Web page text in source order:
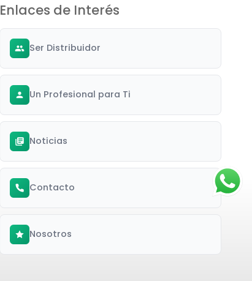
Enlaces de Interés
Ser Distribuidor
Un Profesional para Ti
Noticias
Contacto
Nosotros